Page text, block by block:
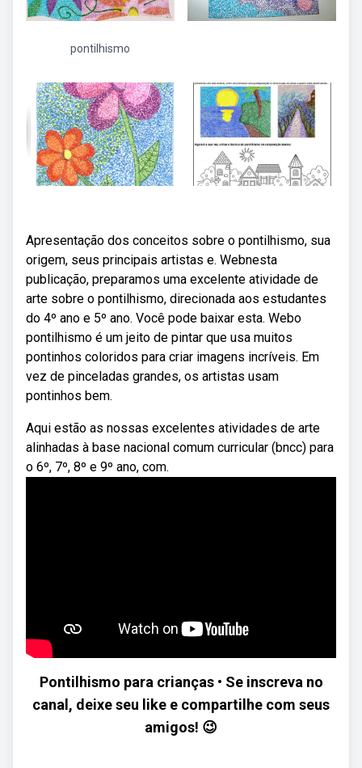
pontilhismo
Apresentação dos conceitos sobre o pontilhismo, sua
origem, seus principais artistas e. Webnesta
publicação, preparamos uma excelente atividade de
arte sobre o pontilhismo, direcionada aos estudantes
do 4º ano e 5º ano. Você pode baixar esta. Webo
pontilhismo é um jeito de pintar que usa muitos
pontinhos coloridos para criar imagens incríveis. Em
vez de pinceladas grandes, os artistas usam
pontinhos bem.
Aqui estão as nossas excelentes atividades de arte
alinhadas à base nacional comum curricular (bncc) para
o 6º, 7º, 8º e 9º ano, com.
Pontilhismo para crianças • Se inscreva no
canal, deixe seu like e compartilhe com seus
amigos! 😉